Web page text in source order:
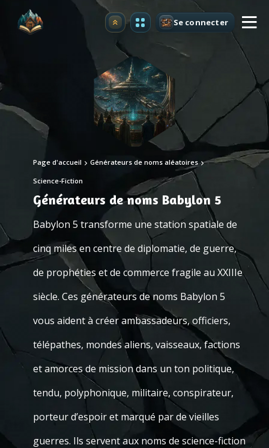
Premium Se connecter
Page d'accueil Générateurs de noms aléatoires
Science-Fiction
Générateurs de noms Babylon 5
Babylon 5 transforme une station spatiale de
cinq miles en centre de diplomatie, de guerre,
de prophéties et de commerce fragile au XXIIIe
siècle. Ces générateurs de noms Babylon 5
vous aident à créer ambassadeurs, officiers,
télépathes, mondes aliens, vaisseaux, factions
et amorces de mission dans un ton politique,
tendu, polyphonique, militaire, conspirateur,
porteur d’espoir et marqué par de vieilles
guerres. Ils servent aux noms de science-fiction